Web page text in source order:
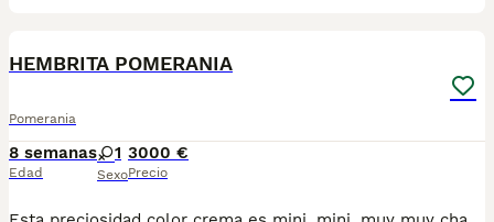
HEMBRITA POMERANIA
Pomerania
8 semanas
Edad
1
Sexo
3000 €
Precio